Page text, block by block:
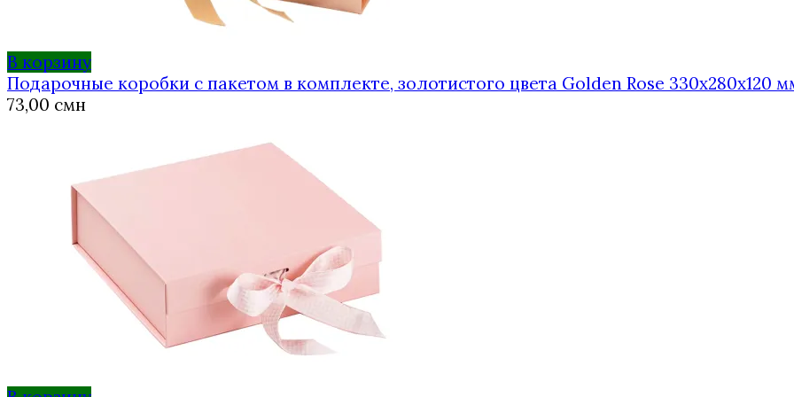
В корзину
Подарочные коробки с пакетом в комплекте, золотистого цвета Golden Rose 330x280x120
73,00 смн